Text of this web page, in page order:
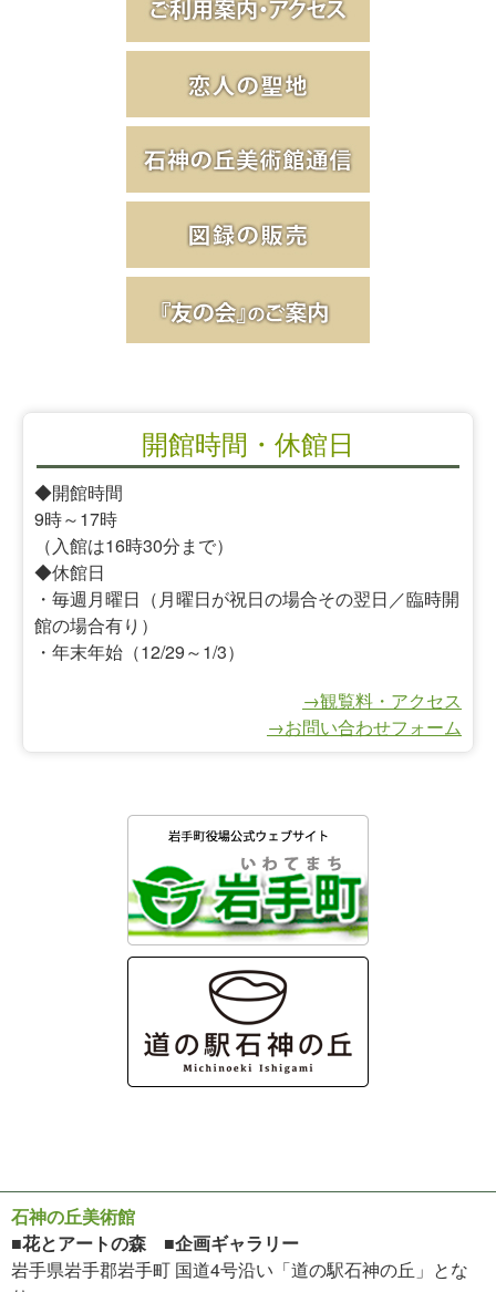
開館時間・休館日
◆開館時間
9時～17時
（入館は16時30分まで）
◆休館日
・毎週月曜日（月曜日が祝日の場合その翌日／臨時開
館の場合有り）
・年末年始（12/29～1/3）
→観覧料・アクセス
→お問い合わせフォーム
石神の丘美術館
■花とアートの森 ■企画ギャラリー
岩手県岩手郡岩手町 国道4号沿い「道の駅石神の丘」とな